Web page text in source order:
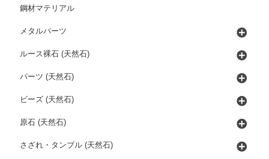
鋼材マテリアル
メタルパーツ
ルース裸石 (天然石)
パーツ (天然石)
ビーズ (天然石)
原石 (天然石)
さざれ・タンブル (天然石)